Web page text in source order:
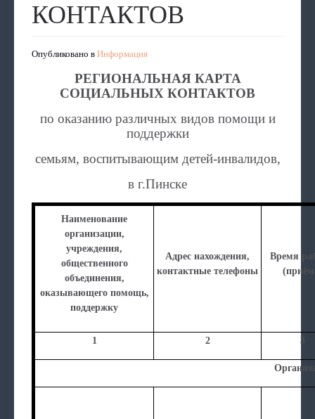
КОНТАКТОВ
Опубликовано вИнформация
РЕГИОНАЛЬНАЯ КАРТА
СОЦИАЛЬНЫХ КОНТАКТОВ
по оказанию различных видов помощи и
поддержки
семьям, воспитывающим детей-инвалидов,
в г.Пинске
Наименование
организации,
учреждения,
общественного
объединения,
оказывающего помощь,
поддержку
Адрес нахождения,
контактные телефоны
Время
1 2 3